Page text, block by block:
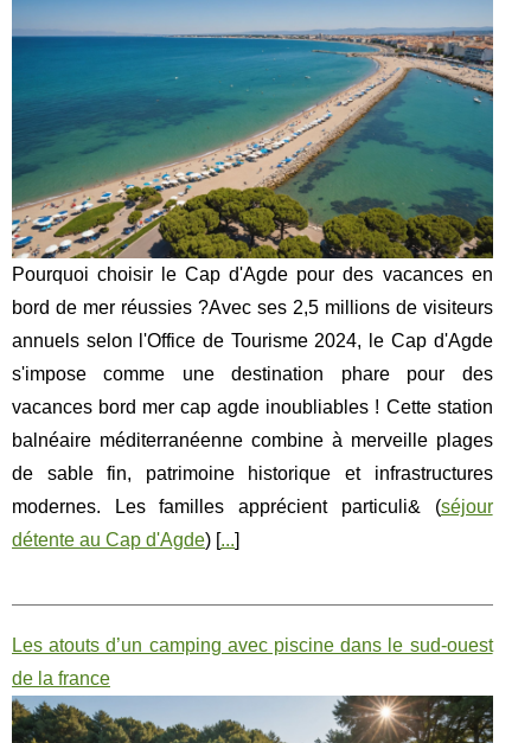
Pourquoi choisir le Cap d'Agde pour des vacances en
bord de mer réussies ?Avec ses 2,5 millions de visiteurs
annuels selon l'Office de Tourisme 2024, le Cap d'Agde
s'impose comme une destination phare pour des
vacances bord mer cap agde inoubliables ! Cette station
balnéaire méditerranéenne combine à merveille plages
de sable fin, patrimoine historique et infrastructures
modernes. Les familles apprécient particuli& (séjour
détente au Cap d'Agde) [...]
Les atouts d’un camping avec piscine dans le sud-ouest
de la france